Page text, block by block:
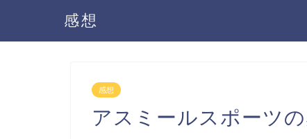
感想
感想
アスミールスポーツ